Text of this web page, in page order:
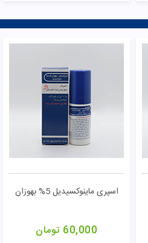
اسپری ماینوکسیدیل 5% بهوزان
60,000 تومان